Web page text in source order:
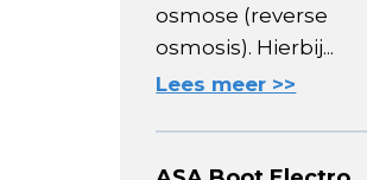
osmose (reverse
osmosis). Hierbij...
Lees meer >>